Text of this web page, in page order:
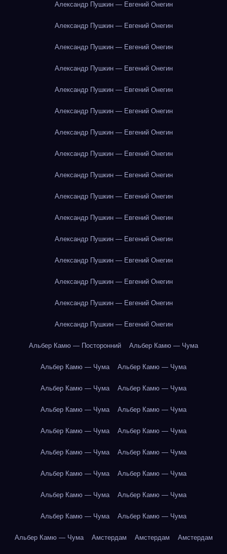
Александр Пушкин — Евгений Онегин
Александр Пушкин — Евгений Онегин
Александр Пушкин — Евгений Онегин
Александр Пушкин — Евгений Онегин
Александр Пушкин — Евгений Онегин
Александр Пушкин — Евгений Онегин
Александр Пушкин — Евгений Онегин
Александр Пушкин — Евгений Онегин
Александр Пушкин — Евгений Онегин
Александр Пушкин — Евгений Онегин
Александр Пушкин — Евгений Онегин
Александр Пушкин — Евгений Онегин
Александр Пушкин — Евгений Онегин
Александр Пушкин — Евгений Онегин
Александр Пушкин — Евгений Онегин
Александр Пушкин — Евгений Онегин
Альбер Камю — Посторонний Альбер Камю — Чума
Альбер Камю — Чума Альбер Камю — Чума
Альбер Камю — Чума Альбер Камю — Чума
Альбер Камю — Чума Альбер Камю — Чума
Альбер Камю — Чума Альбер Камю — Чума
Альбер Камю — Чума Альбер Камю — Чума
Альбер Камю — Чума Альбер Камю — Чума
Альбер Камю — Чума Альбер Камю — Чума
Альбер Камю — Чума Альбер Камю — Чума
Альбер Камю — Чума Амстердам Амстердам Амстердам